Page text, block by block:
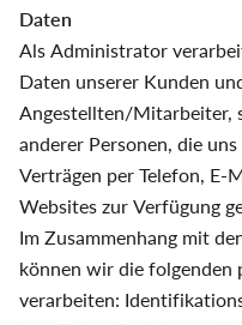
Daten
Als Administrator
Daten unserer Kunden
Angestellten/Mitarbeiter,
anderer Personen, die
Verträgen per Telefon, E-
Websites zur Verfügung
Im Zusammenhang mit
können wir die folgenden
verarbeiten: